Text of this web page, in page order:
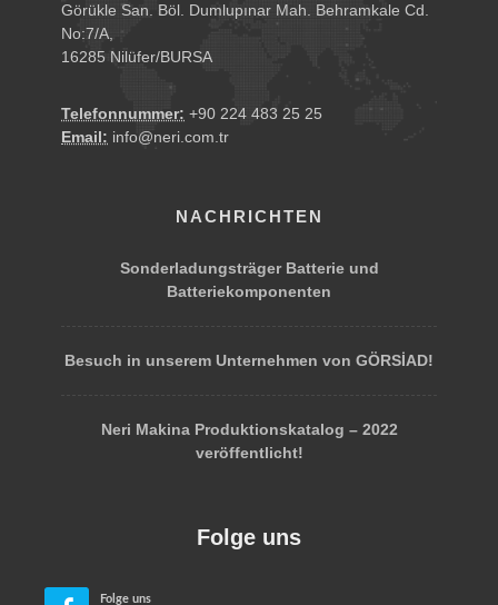
ergonomisches Arbeiten ermöglicht. Wir bieten
Größen, Formen und Variationen an.
Görükle San. Böl. Dumlupınar Mah. Behramkale Cd.
No:7/A,
16285 Nilüfer/BURSA
Telefonnummer: +90 224 483 25 25
Email: info@neri.com.tr
NACHRICHTEN
Sonderladungsträger Batterie und
Batteriekomponenten
Besuch in unserem Unternehmen von GÖRSİAD!
Neri Makina Produktionskatalog – 2022
veröffentlicht!
Folge uns
Folge uns